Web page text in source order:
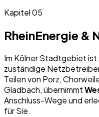
Kapitel 05
RheinEnergie &
Im Kölner Stadtgebiet ist
zuständige
Teilen von Porz,
Gladbach, übernimmt
Anschluss-Wege und
für Sie.